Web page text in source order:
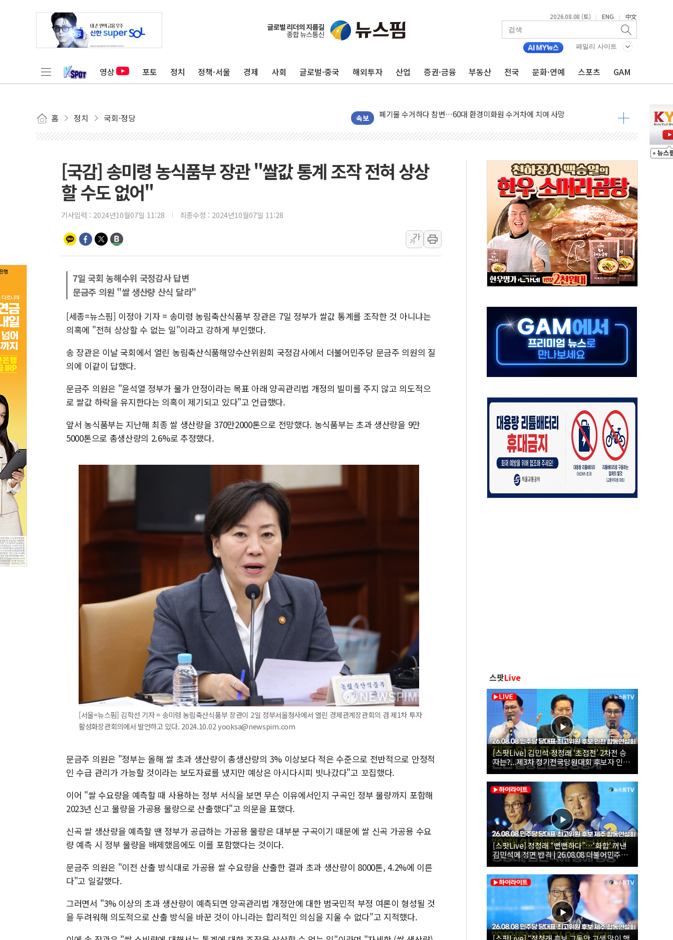
2026.08.08 (토) | ENG | 中文
패밀리 사이트
영상 포토 정치 정책·서울 경제 사회 글로벌·중국 해외투자 산업 증권·금융 부동산 전국 문화·연예 스포츠 GAM
홈 정치 국회·정당 속보
美, 이란전 출구전략 만지작…공습 한계·탄약 부족 현실화
강릉·동해·삼척 시간당 최대 50㎜ 폭우…강원 동해안 강한 비 어어져
서울 중랑구 주택가서 흉기 난동…60대 남성 2명 숨져
李대통령 "결혼 때문에 손해 보는 일 없게"…'결혼 페널티' 22개 과제 손본다
추미애, '위안부' 피해자 기림의 날 참석..."국제적 시민 연대로 목소리 내야"
인천 선재도 갯벌서 해루질 중 실종 60대 나흘만에 숨진 채 발견
인천서 말다툼 중 어머니 흉기 살해 10대 아들 체포
'화합' 꺼낸 김민석에 '뻔뻔' 받아친 정청래…제주 연설서 신경전 고조
李대통령, ISA 개편 재검토 지시…與 "적극 환영"·野 "졸속 국정"
동해중부 전 해상 풍랑주의보…10일까지 최대 3.5m 높은 물결
연일 폭염에 온열질환 사망 23명…정부, 비상대응기구 가동
中 전방위 아파트 부양, 수도 베이징도 부동산 규제 철폐
인제 용대리 계곡서 수위 상승으로 피서객 7명 고립…전원 구조
강원 중·남부 동해안 시간당 50mm 이상 폭우…호우경보 발효
청양 밭에서 일하던 90대 숨져…온열질환 여부 조사
폭염에 車 운전면허 기능시험 오전 집중 편성…체감온도 38도 넘으면 중단
李대통령, 'ISA·주가누르기 방지법' 전면 재검토 지시
[국감] 송미령 농식품부 장관 "쌀값 통계 조작 전혀 상상
할 수도 없어"
기사입력 : 2024년10월07일 11:28 최종수정 : 2024년10월07일 11:28
가
가
7일 국회 농해수위 국정감사 답변
문금주 의원 "쌀 생산량 산식 달라"
[세종=뉴스핌] 이정아 기자 = 송미령 농림축산식품부 장관은 7일 정부가 쌀값 통계를 조작한 것 아니냐는
의혹에 "전혀 상상할 수 없는 일"이라고 강하게 부인했다.
송 장관은 이날 국회에서 열린 농림축산식품해양수산위원회 국정감사에서 더불어민주당 문금주 의원의 질
의에 이같이 답했다.
문금주 의원은 "윤석열 정부가 물가 안정이라는 목표 아래 양곡관리법 개정의 빌미를 주지 않고 의도적으
로 쌀값 하락을 유지한다는 의혹이 제기되고 있다"고 언급했다.
앞서 농식품부는 지난해 최종 쌀 생산량을 370만2000톤으로 전망했다. 농식품부는 초과 생산량을 9만
5000톤으로 총생산량의 2.6%로 추정했다.
[서울=뉴스핌] 김학선 기자 = 송미령 농림축산식품부 장관이 2일 정부서울청사에서 열린 경제관계장관회의 겸 제1차 투자
활성화장관회의에서 발언하고 있다. 2024.10.02 yooksa@newspim.com
문금주 의원은 "정부는 올해 쌀 초과 생산량이 총생산량의 3% 이상보다 적은 수준으로 전반적으로 안정적
인 수급 관리가 가능할 것이라는 보도자료를 냈지만 예상은 아시다시피 빗나갔다"고 꼬집했다.
이어 "쌀 수요량을 예측할 때 사용하는 정부 서식을 보면 무슨 이유에서인지 구곡인 정부 물량까지 포함해
2023년 신고 물량을 가공용 물량으로 산출했다"고 의문을 표했다.
신곡 쌀 생산량을 예측할 땐 정부가 공급하는 가공용 물량은 대부분 구곡이기 때문에 쌀 신곡 가공용 수요
량 예측 시 정부 물량을 배제했음에도 이를 포함했다는 것이다.
문금주 의원은 "이전 산출 방식대로 가공용 쌀 수요량을 산출한 결과 초과 생산량이 8000톤, 4.2%에 이른
다"고 일갈했다.
그러면서 "3% 이상의 초과 생산량이 예측되면 양곡관리법 개정안에 대한 범국민적 부정 여론이 형성될 것
을 두려워해 의도적으로 산출 방식을 바꾼 것이 아니라는 합리적인 의심을 지울 수 없다"고 지적했다.
스팟Live
[스팟Live] 김민석·정청래 ‘초접전’ 2차전 승
자는?...제3차 정기전국당원대회 후보자 인천
합동연설회 생중계 | 26.08.08
[스팟Live] 정청래 “뻔뻔하다”…‘화합’ 꺼낸
김민석에 정면 반격 | 26.08.08 더불어민주당
당대표·최고위원 후보 제주 합동연설회